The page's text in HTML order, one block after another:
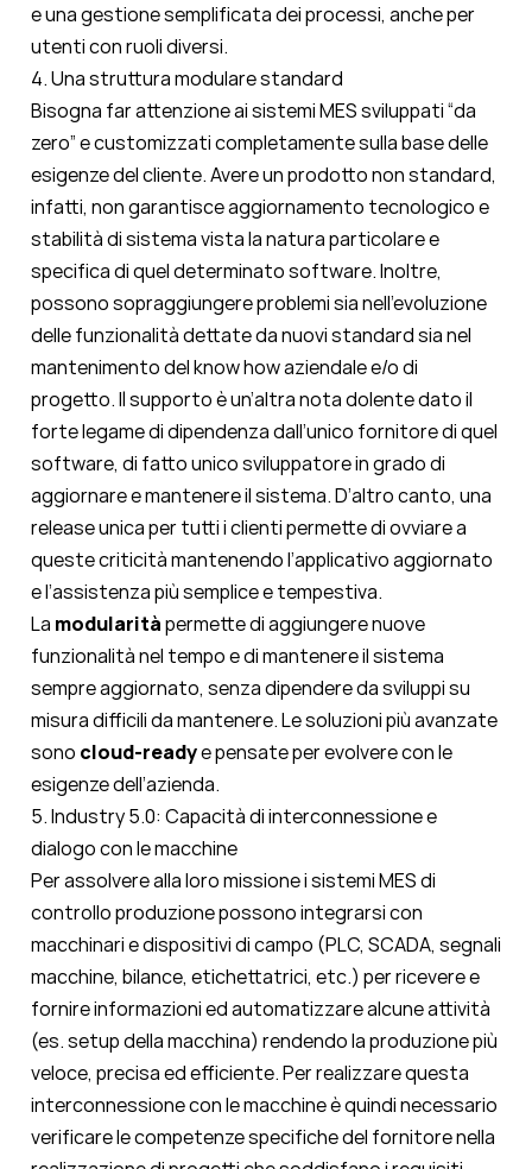
e una gestione semplificata dei processi, anche per
utenti con ruoli diversi.
4. Una struttura modulare standard
Bisogna far attenzione ai sistemi MES sviluppati “da
zero” e customizzati completamente sulla base delle
esigenze del cliente. Avere un prodotto non standard,
infatti, non garantisce aggiornamento tecnologico e
stabilità di sistema vista la natura particolare e
specifica di quel determinato software. Inoltre,
possono sopraggiungere problemi sia nell’evoluzione
delle funzionalità dettate da nuovi standard sia nel
mantenimento del know how aziendale e/o di
progetto. Il supporto è un’altra nota dolente dato il
forte legame di dipendenza dall’unico fornitore di quel
software, di fatto unico sviluppatore in grado di
aggiornare e mantenere il sistema. D’altro canto, una
release unica per tutti i clienti permette di ovviare a
queste criticità mantenendo l’applicativo aggiornato
e l’assistenza più semplice e tempestiva.
La modularitàpermette di aggiungere nuove
funzionalità nel tempo e di mantenere il sistema
sempre aggiornato, senza dipendere da sviluppi su
misura difficili da mantenere. Le soluzioni più avanzate
sono cloud-readye pensate per evolvere con le
esigenze dell’azienda.
5. Industry 5.0: Capacità di interconnessione e
dialogo con le macchine
Per assolvere alla loro missione i sistemi MES di
controllo produzione possono integrarsi con
macchinari e dispositivi di campo (PLC, SCADA, segnali
macchine, bilance, etichettatrici, etc.) per ricevere e
fornire informazioni ed automatizzare alcune attività
(es. setup della macchina) rendendo la produzione più
veloce, precisa ed efficiente. Per realizzare questa
interconnessione con le macchine è quindi necessario
verificare le competenze specifiche del fornitore nella